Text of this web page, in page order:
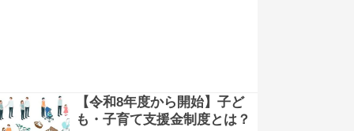
【令和8年度から開始】子ど
も・子育て支援金制度とは？